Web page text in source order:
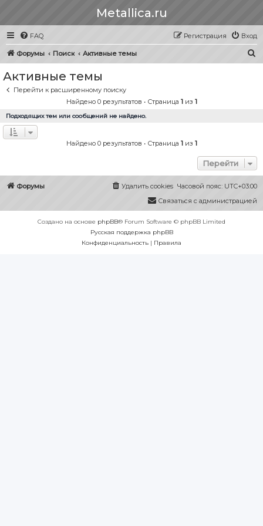
Metallica.ru
FAQ Вход
Регистрация
Форумы Поиск Активные темы
Активные темы
Перейти к расширенному поиску
Найдено 0 результатов • Страница 1из 1
Подходящих тем или сообщений не найдено.
Найдено 0 результатов • Страница 1из 1
Перейти
Форумы Часовой пояс: UTC+03:00
Удалить cookies
Связаться с администрацией
Создано на основе phpBB® Forum Software © phpBB Limited
Русская поддержка phpBB
Конфиденциальность | Правила